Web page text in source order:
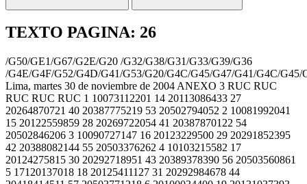
TEXTO PAGINA: 26
/G50/GE1/G67/G2E/G20 /G32/G38/G31/G33/G39/G36
/G4E/G4F/G52/G4D/G41/G53/G20/G4C/G45/G47/G41/G4C/G45/
Lima, martes 30 de noviembre de 2004 ANEXO 3 RUC RUC
RUC RUC RUC 1 10073112201 14 20113086433 27
20264870721 40 20387775219 53 20502794052 2 10081992041
15 20122559859 28 20269722054 41 20387870122 54
20502846206 3 10090727147 16 20123229500 29 20291852395
42 20388082144 55 20503376262 4 10103215582 17
20124275815 30 20292718951 43 20389378390 56 20503560861
5 17120137018 18 20125411127 31 20292984678 44